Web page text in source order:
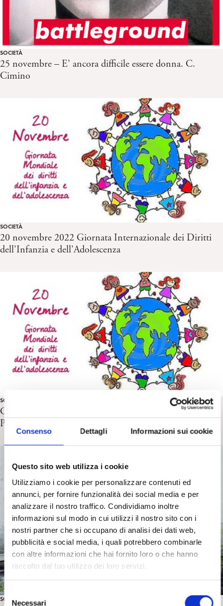
Consenso Dettagli Informazioni sui cookie
Questo sito web utilizza i cookie
Utilizziamo i cookie per personalizzare contenuti ed
annunci, per fornire funzionalità dei social media e per
analizzare il nostro traffico. Condividiamo inoltre
informazioni sul modo in cui utilizzi il nostro sito con i
nostri partner che si occupano di analisi dei dati web,
pubblicità e social media, i quali potrebbero combinarle
con altre informazioni che hai fornito loro o che hanno
raccolto dal tuo utilizzo dei loro servizi.
S
Necessari
SOCIETÀ
25 novembre – E’ ancora difficile essere donna. C.
Cimino
SOCIETÀ
20 novembre 2022 Giornata Internazionale dei Diritti
dell’Infanzia e dell’Adolescenza
SOCIETÀ
Chiedimi come sto. Gli Studenti al tempo della
Pandemia. Ricerca CGIL
SOCIETÀ